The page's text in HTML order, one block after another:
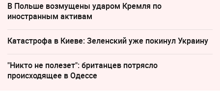
В Польше возмущены ударом Кремля по
иностранным активам
Катастрофа в Киеве: Зеленский уже покинул Украину
"Никто не полезет": британцев потрясло
происходящее в Одессе